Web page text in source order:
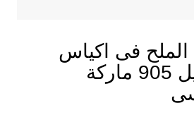
الملح فى اكياس
اتوماتيك موديل 905 ماركة